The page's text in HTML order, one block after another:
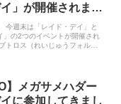
」が開催されま
今週末は「レイド・デイ」と
」の2つのイベントが開催され
トロス（れいじゅうフォル
力を入れて参加し、次の日曜
です。 「ラブトロス（れいじ
レイド・デイ」 イベント期間
】メガサメハダー
に参加してきまし